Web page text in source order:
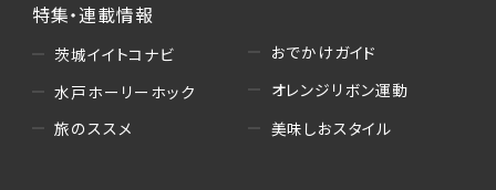
・読者プレゼント、アンケート等、当サービスが実
施するキャンペーンの抽選、当選者への連絡及
び発送 ・ユーザーの趣向や属性情報等の分析
（5）広告主への問い合わせ・応募等への対応
特集・連載情報
茨城イイトコナビ
水戸ホーリーホック
旅のススメ
おでかけガイド
オレンジリボン運動
美味しおスタイル